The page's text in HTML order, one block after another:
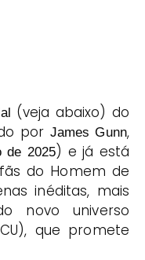
(veja abaixo) do
por James Gunn,
de 2025) e já está
do Homem de
inéditas, mais
novo universo
que promete